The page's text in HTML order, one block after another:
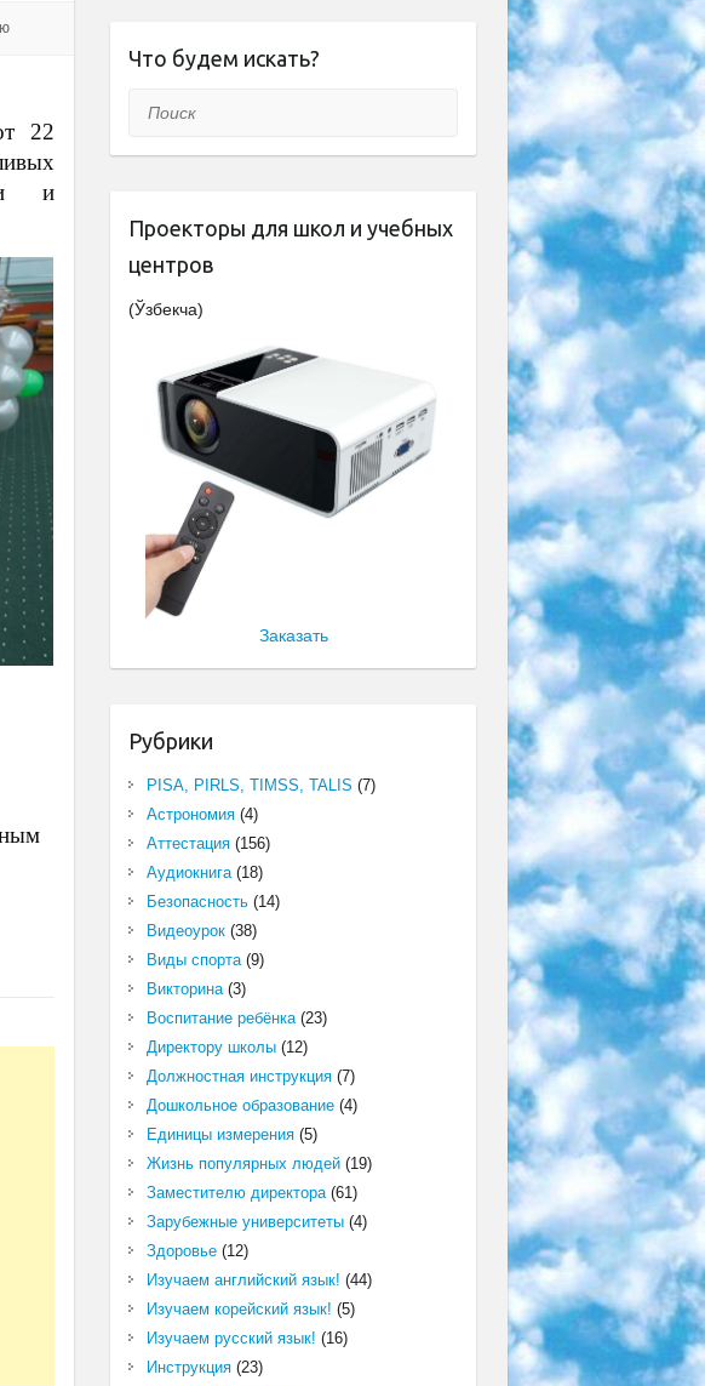
22
и
Что будем искать?
Поиск
Проекторы для школ и учебных
центров
(Ўзбекча)
Заказать
Рубрики
PISA, PIRLS, TIMSS, TALIS (7)
Астрономия(4)
Аттестация(156)
Аудиокнига(18)
Безопасность(14)
Видеоурок(38)
Виды спорта(9)
Викторина(3)
Воспитание ребёнка(23)
Директору школы(12)
Должностная инструкция(7)
Дошкольное образование(4)
Единицы измерения(5)
Жизнь популярных людей(19)
Заместителю директора(61)
Зарубежные университеты(4)
Здоровье(12)
Изучаем английский язык! (44)
Изучаем корейский язык! (5)
Изучаем русский язык! (16)
Инструкция(23)